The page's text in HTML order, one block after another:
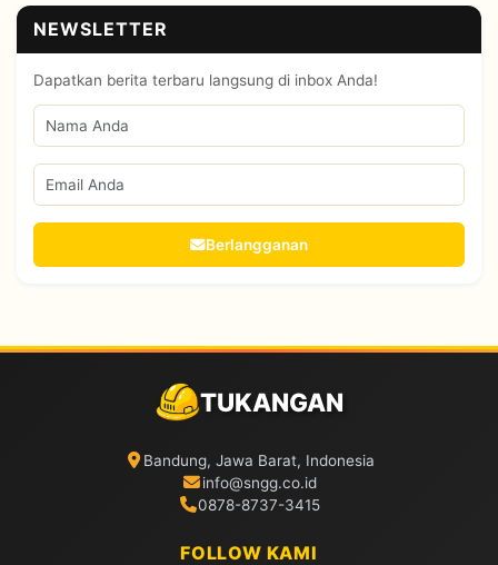
NEWSLETTER
Dapatkan berita terbaru langsung di inbox Anda!
Berlangganan
TUKANGAN
Bandung, Jawa Barat, Indonesia
info@sngg.co.id
0878-8737-3415
FOLLOW KAMI